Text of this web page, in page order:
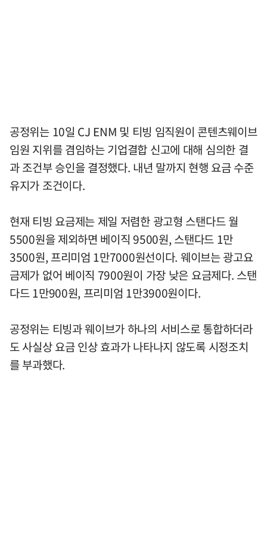
공정위는 10일 CJ ENM 및 티빙 임직원이 콘텐츠웨이브
임원 지위를 겸임하는 기업결합 신고에 대해 심의한 결
과 조건부 승인을 결정했다. 내년 말까지 현행 요금 수준
유지가 조건이다.
현재 티빙 요금제는 제일 저렴한 광고형 스탠다드 월
5500원을 제외하면 베이직 9500원, 스탠다드 1만
3500원, 프리미엄 1만7000원선이다. 웨이브는 광고요
금제가 없어 베이직 7900원이 가장 낮은 요금제다. 스탠
다드 1만900원, 프리미엄 1만3900원이다.
공정위는 티빙과 웨이브가 하나의 서비스로 통합하더라
도 사실상 요금 인상 효과가 나타나지 않도록 시정조치
를 부과했다.